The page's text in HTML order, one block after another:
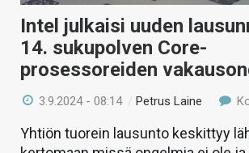
HAKU
Intel julkaisi uuden
14. sukupolven Core-
prosessoreiden
3.9.2024 - 08:14 / Petrus Laine
Yhtiön tuorein lausunto keskittyy